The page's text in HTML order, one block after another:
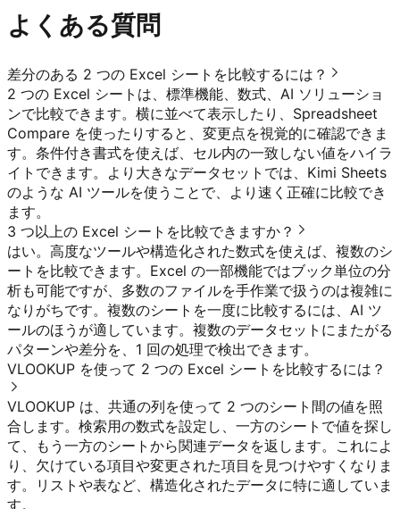
よくある質問
差分のある 2 つの Excel シートを比較するには？
2 つの Excel シートは、標準機能、数式、AI ソリューショ
ンで比較できます。横に並べて表示したり、Spreadsheet
Compare を使ったりすると、変更点を視覚的に確認できま
す。条件付き書式を使えば、セル内の一致しない値をハイラ
イトできます。より大きなデータセットでは、Kimi Sheets
のような AI ツールを使うことで、より速く正確に比較でき
ます。
3 つ以上の Excel シートを比較できますか？
はい。高度なツールや構造化された数式を使えば、複数のシ
ートを比較できます。Excel の一部機能ではブック単位の分
析も可能ですが、多数のファイルを手作業で扱うのは複雑に
なりがちです。複数のシートを一度に比較するには、AI ツ
ールのほうが適しています。複数のデータセットにまたがる
パターンや差分を、1 回の処理で検出できます。
VLOOKUP を使って 2 つの Excel シートを比較するには？
VLOOKUP は、共通の列を使って 2 つのシート間の値を照
合します。検索用の数式を設定し、一方のシートで値を探し
て、もう一方のシートから関連データを返します。これによ
り、欠けている項目や変更された項目を見つけやすくなりま
す。リストや表など、構造化されたデータに特に適していま
す。